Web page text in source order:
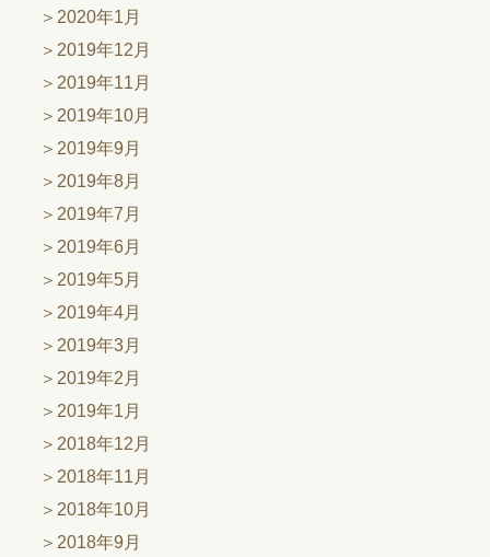
2020年1月
2019年12月
2019年11月
2019年10月
2019年9月
2019年8月
2019年7月
2019年6月
2019年5月
2019年4月
2019年3月
2019年2月
2019年1月
2018年12月
2018年11月
2018年10月
2018年9月